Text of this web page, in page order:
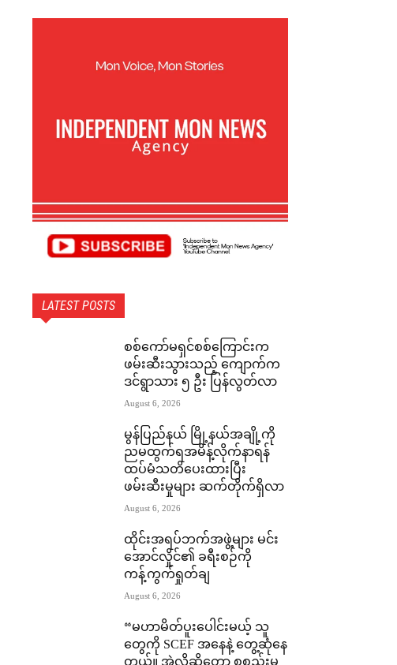
LATEST POSTS
စစ်ကော်မရှင်စစ်ကြောင်းက
ဖမ်းဆီးသွားသည့် ကျောက်က
ဒင်ရွာသား ၅ ဦး ပြန်လွတ်လာ
August 6, 2026
မွန်ပြည်နယ် မြို့နယ်အချို့ကို
ညမထွက်ရအမိန့်လိုက်နာရန်
ထပ်မံသတိပေးထားပြီး
ဖမ်းဆီးမှုများ ဆက်တိုက်ရှိလာ
August 6, 2026
ထိုင်းအရပ်ဘက်အဖွဲ့များ မင်း
အောင်လှိုင်၏ ခရီးစဉ်ကို
ကန့်ကွက်ရှုတ်ချ
August 6, 2026
“မဟာမိတ်ပူးပေါင်းမယ့် သူ
တွေကို SCEF အနေနဲ့ တွေ့ဆုံနေ